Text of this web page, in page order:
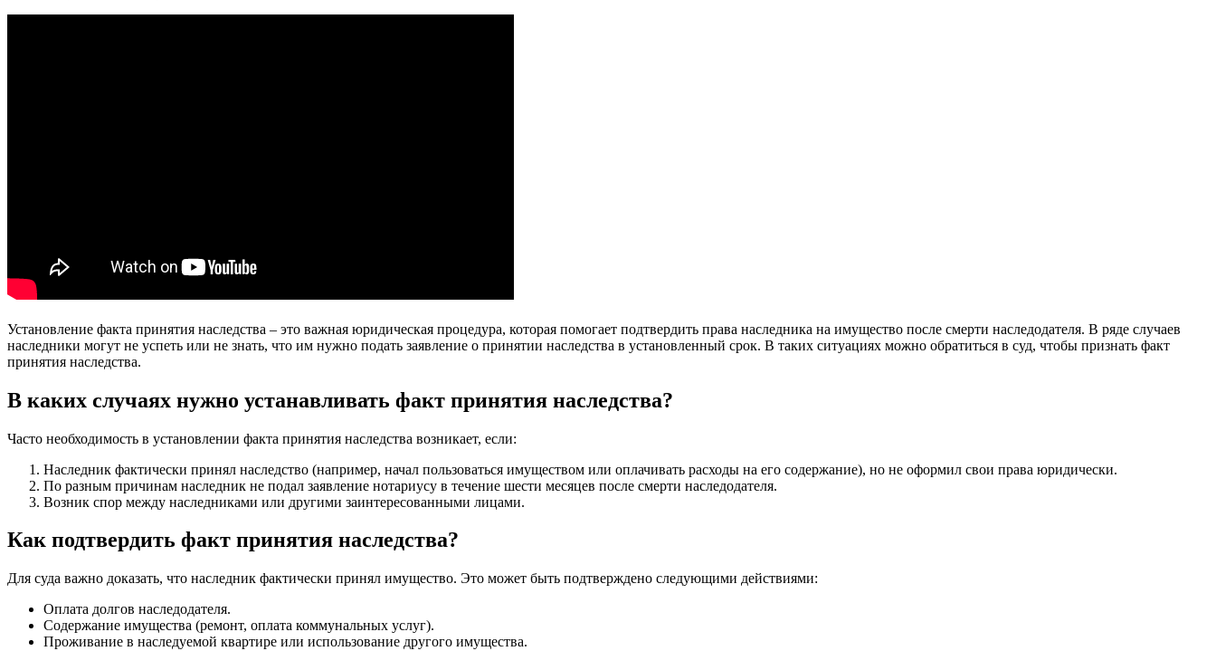
Установление факта принятия наследства – это важная юридическая процедура, которая помогает подтвердить права наследника на имущество после смерти наследодателя. В ряде случаев
наследники могут не успеть или не знать, что им нужно подать заявление о принятии наследства в установленный срок. В таких ситуациях можно обратиться в суд, чтобы признать факт
принятия наследства.
В каких случаях нужно устанавливать факт принятия наследства?
Часто необходимость в установлении факта принятия наследства возникает, если:
Наследник фактически принял наследство (например, начал пользоваться имуществом или оплачивать расходы на его содержание), но не оформил свои права юридически.
По разным причинам наследник не подал заявление нотариусу в течение шести месяцев после смерти наследодателя.
Возник спор между наследниками или другими заинтересованными лицами.
Как подтвердить факт принятия наследства?
Для суда важно доказать, что наследник фактически принял имущество. Это может быть подтверждено следующими действиями:
Оплата долгов наследодателя.
Содержание имущества (ремонт, оплата коммунальных услуг).
Проживание в наследуемой квартире или использование другого имущества.